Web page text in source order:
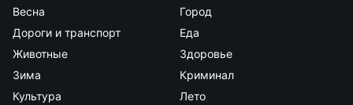
Весна
Город
Дороги и транспорт
Еда
Животные
Здоровье
Зима
Криминал
Культура
Лето